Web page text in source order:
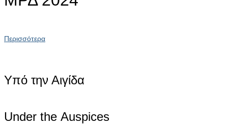
Περισσότερα
Υπό την Αιγίδα
Under the Αuspices